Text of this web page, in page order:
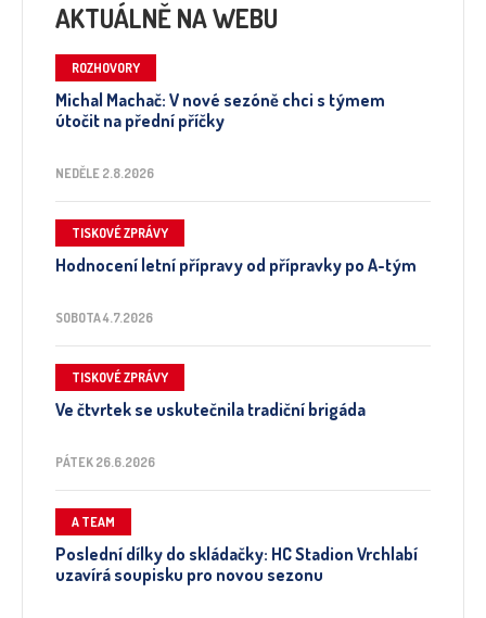
AKTUÁLNĚ NA WEBU
ROZHOVORY
Michal Machač: V nové sezóně chci s týmem
útočit na přední příčky
NEDĚLE 2.8.2026
TISKOVÉ ZPRÁVY
Hodnocení letní přípravy od přípravky po A-tým
SOBOTA 4.7.2026
TISKOVÉ ZPRÁVY
Ve čtvrtek se uskutečnila tradiční brigáda
PÁTEK 26.6.2026
A TEAM
Poslední dílky do skládačky: HC Stadion Vrchlabí
uzavírá soupisku pro novou sezonu